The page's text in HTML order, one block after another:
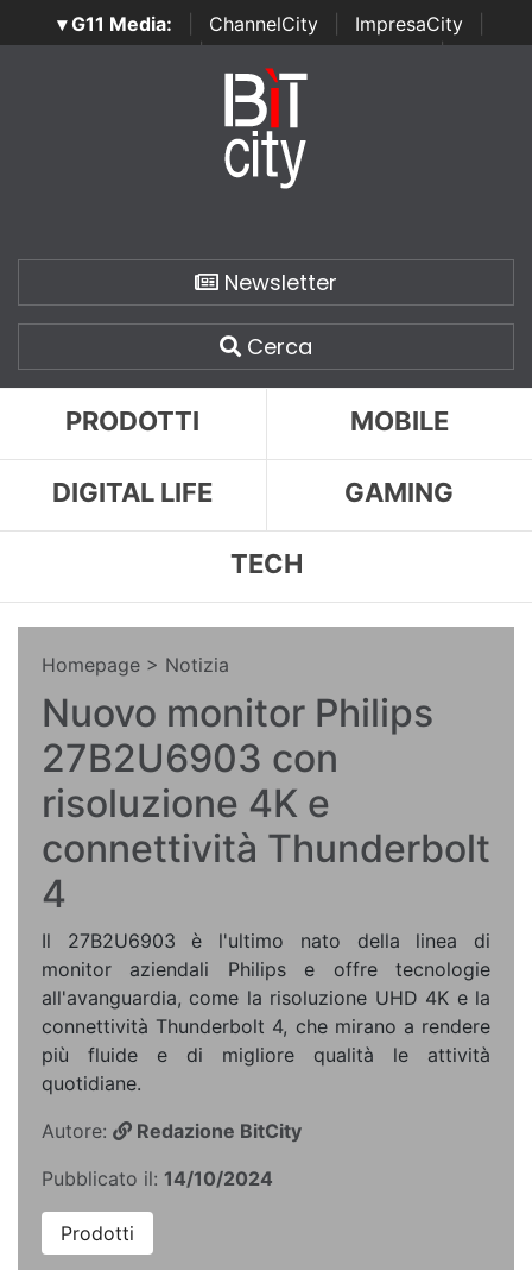
▾ G11 Media: ChannelCity ImpresaCity
SecurityOpenLab | Italian Channel Awards | Italian
Italian Security Awards
Newsletter
Cerca
PRODOTTI MOBILE
DIGITAL LIFE GAMING
TECH
Homepage > Notizia
Nuovo monitor Philips
27B2U6903 con
risoluzione 4K e
connettività Thunderbolt
4
Il 27B2U6903 è l'ultimo nato della linea di
monitor aziendali Philips e offre tecnologie
all'avanguardia, come la risoluzione UHD 4K e la
connettività Thunderbolt 4, che mirano a rendere
più fluide e di migliore qualità le attività
quotidiane.
Autore:
Redazione BitCity
Pubblicato il: 14/10/2024
Prodotti